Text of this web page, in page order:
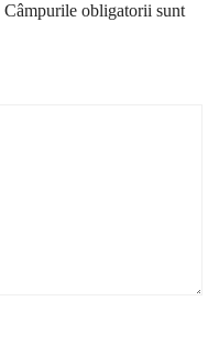
Câmpurile obligatorii sunt